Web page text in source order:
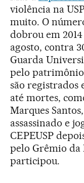
violência na
muito. O
dobrou em
agosto, contra
Guarda
pelo
são registrados
até mortes,
Marques
assassinado e
CEPEUSP
pelo Grêmio da
participou.